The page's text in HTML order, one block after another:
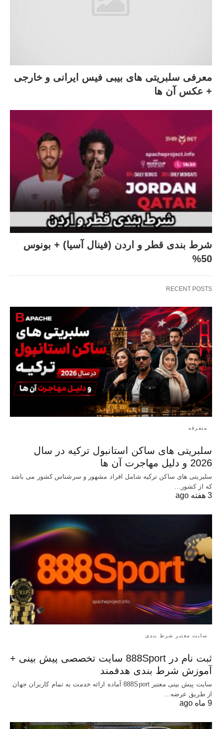
معرفی سلبریتی های بیبی فیس ایرانی و خارجی
+ عکس آن ها
شرط بندی قطر و اردن (فینال آسیا) + بونوس
50%
RECENT POSTS
متفرقه
سلبریتی های ساکن استانبول ترکیه در سال
2026 و دلیل مهاجرت آن ها
سلبریتی های ساکن ترکیه شامل افراد مشهور و سرشناس کشور می باشد
که از کشور…
3 هفته ago
سایت معتبر شرط بندی
ثبت نام در 888Sport سایت تخصصی پیش بینی +
آموزش شرط بندی هدفمند
سایت پیش بینی معتبر 888Sport آماده ارائه خدمت به تمام کاربران جهان
از طریق عرضه…
9 ماه ago